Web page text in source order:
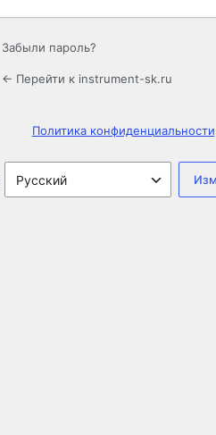
Забыли пароль?
← Перейти к instrument-sk.ru
Политика конфиденциальности